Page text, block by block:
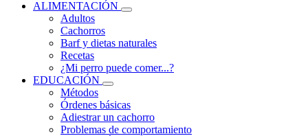
ALIMENTACIÓN
Adultos
Cachorros
Barf y dietas naturales
Recetas
¿Mi perro puede comer...?
EDUCACIÓN
Métodos
Órdenes básicas
Adiestrar un cachorro
Problemas de comportamiento